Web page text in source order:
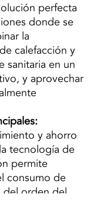
perfecta
donde se
la
calefacción y
sanitaria en un
y aprovechar
y ahorro
tecnología de
permite
consumo de
orden del